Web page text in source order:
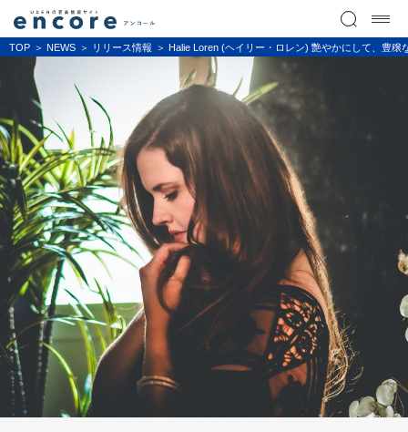
TOP NEWS リリース情報 Halie Loren (ヘイリー・ロレン) 艶やかにして、豊